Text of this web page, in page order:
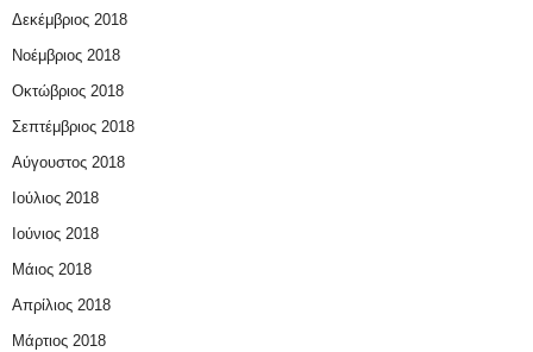
Δεκέμβριος 2018
Νοέμβριος 2018
Οκτώβριος 2018
Σεπτέμβριος 2018
Αύγουστος 2018
Ιούλιος 2018
Ιούνιος 2018
Μάιος 2018
Απρίλιος 2018
Μάρτιος 2018